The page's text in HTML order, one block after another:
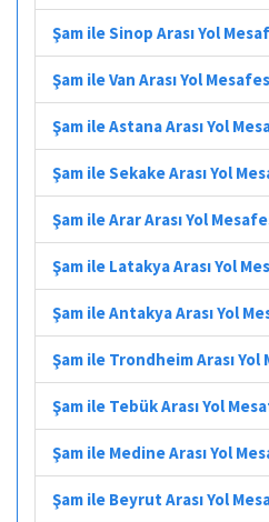
Şam ile Sinop Arası Yol
Şam ile Van Arası Yol
Şam ile Astana Arası Yol
Şam ile Sekake Arası Yol
Şam ile Arar Arası Yol
Şam ile Latakya Arası Yol
Şam ile Antakya Arası Yol
Şam ile Trondheim Arası
Şam ile Tebük Arası Yol
Şam ile Medine Arası Yol
Şam ile Beyrut Arası Yol